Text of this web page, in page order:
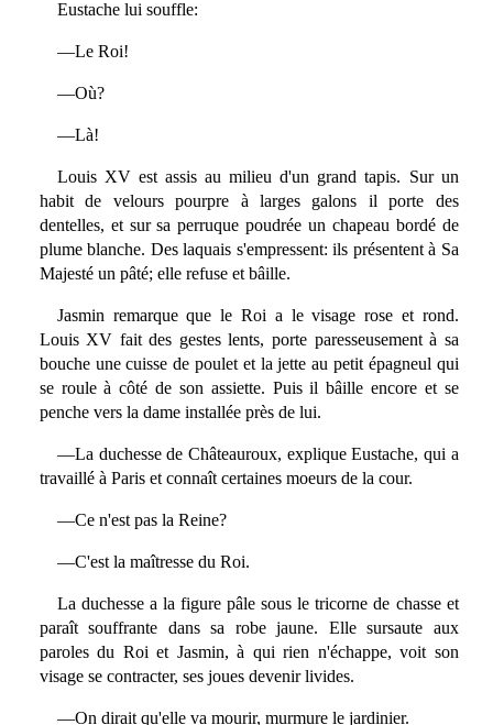
Eustache lui souffle:
—Le Roi!
—Où?
—Là!
Louis XV est assis au milieu d'un grand tapis. Sur un
habit de velours pourpre à larges galons il porte des
dentelles, et sur sa perruque poudrée un chapeau bordé de
plume blanche. Des laquais s'empressent: ils présentent à Sa
Majesté un pâté; elle refuse et bâille.
Jasmin remarque que le Roi a le visage rose et rond.
Louis XV fait des gestes lents, porte paresseusement à sa
bouche une cuisse de poulet et la jette au petit épagneul qui
se roule à côté de son assiette. Puis il bâille encore et se
penche vers la dame installée près de lui.
—La duchesse de Châteauroux, explique Eustache, qui a
travaillé à Paris et connaît certaines moeurs de la cour.
—Ce n'est pas la Reine?
—C'est la maîtresse du Roi.
La duchesse a la figure pâle sous le tricorne de chasse et
paraît souffrante dans sa robe jaune. Elle sursaute aux
paroles du Roi et Jasmin, à qui rien n'échappe, voit son
visage se contracter, ses joues devenir livides.
—On dirait qu'elle va mourir, murmure le jardinier.